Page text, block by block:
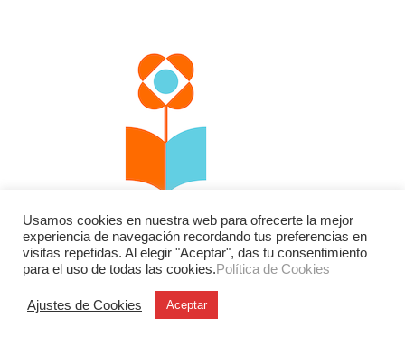
Facebook Twitter
LinkedIn
Usamos cookies en nuestra web para ofrecerte la mejor
experiencia de navegación recordando tus preferencias en
visitas repetidas. Al elegir "Aceptar", das tu consentimiento
para el uso de todas las cookies.Política de Cookies
Ajustes de Cookies Aceptar